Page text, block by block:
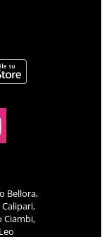
Bellora,
Ciambi,